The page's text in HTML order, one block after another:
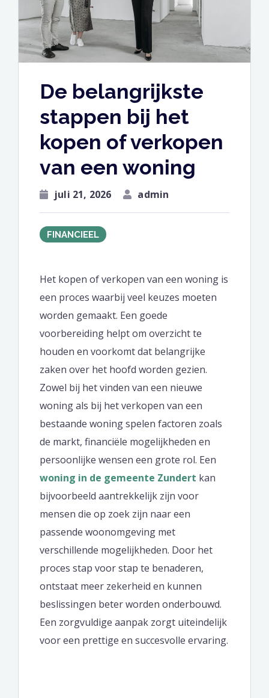
De belangrijkste
stappen bij het
kopen of verkopen
van een woning
juli 21, 2026 admin
FINANCIEEL
Het kopen of verkopen van een woning is
een proces waarbij veel keuzes moeten
worden gemaakt. Een goede
voorbereiding helpt om overzicht te
houden en voorkomt dat belangrijke
zaken over het hoofd worden gezien.
Zowel bij het vinden van een nieuwe
woning als bij het verkopen van een
bestaande woning spelen factoren zoals
de markt, financiële mogelijkheden en
persoonlijke wensen een grote rol. Een
woning in de gemeente Zundert kan
bijvoorbeeld aantrekkelijk zijn voor
mensen die op zoek zijn naar een
passende woonomgeving met
verschillende mogelijkheden. Door het
proces stap voor stap te benaderen,
ontstaat meer zekerheid en kunnen
beslissingen beter worden onderbouwd.
Een zorgvuldige aanpak zorgt uiteindelijk
voor een prettige en succesvolle ervaring.